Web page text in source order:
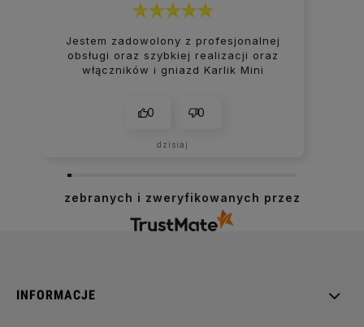
Jestem zadowolony z profesjonalnej
obsługi oraz szybkiej realizacji oraz
włączników i gniazd Karlik Mini
0 0
dzisiaj
zebranych i zweryfikowanych przez
INFORMACJE